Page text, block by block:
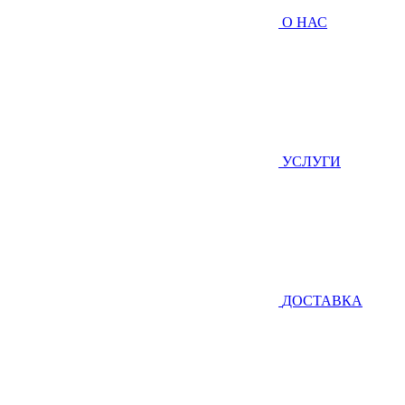
О НАС
УСЛУГИ
ДОСТАВКА